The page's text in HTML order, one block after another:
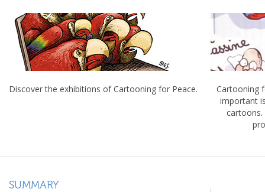
Discover the exhibitions of Cartooning for Peace.
Cartooning
important
cartoons.
SUMMARY